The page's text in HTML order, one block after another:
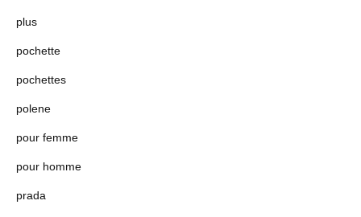
plus
pochette
pochettes
polene
pour femme
pour homme
prada